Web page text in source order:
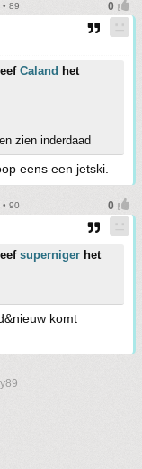
89
Caland het
zien inderdaad
eens een jetski.
90
superniger het
komt